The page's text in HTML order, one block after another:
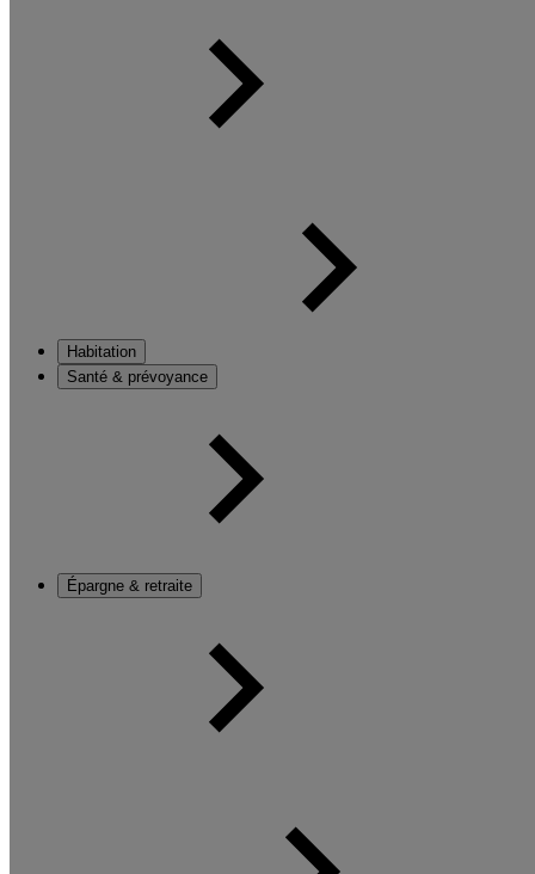
Habitation
Santé & prévoyance
Épargne & retraite